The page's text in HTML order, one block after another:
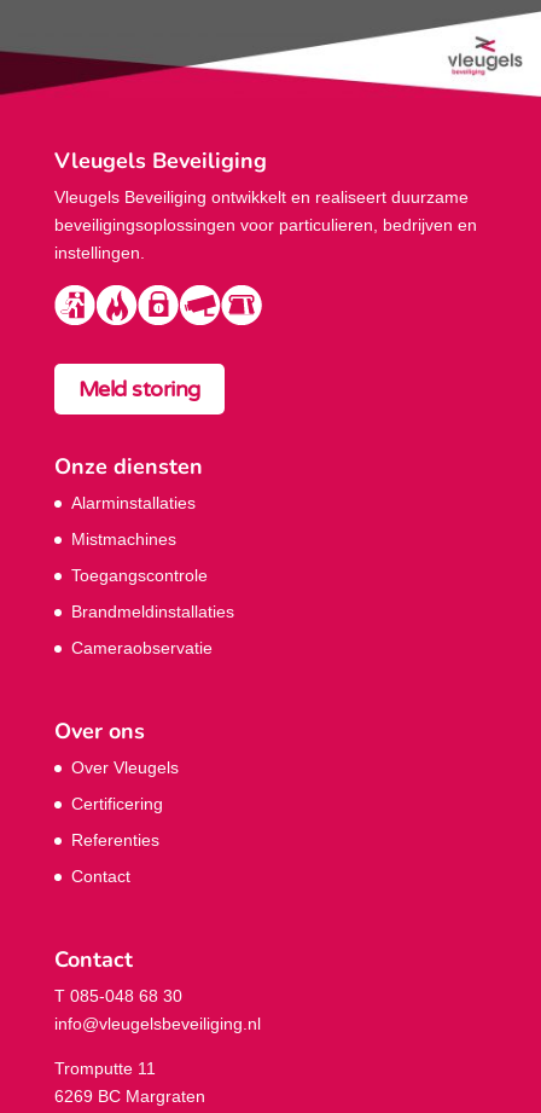
Vleugels Beveiliging
Vleugels Beveiliging ontwikkelt en realiseert duurzame
beveiligings­oplossingen voor particulieren, bedrijven en
instellingen.
Meld storing
Onze diensten
Alarminstallaties
Mistmachines
Toegangscontrole
Brandmeldinstallaties
Cameraobservatie
Over ons
Over Vleugels
Certificering
Referenties
Contact
Contact
T 085-048 68 30
info@vleugelsbeveiliging.nl
Tromputte 11
6269 BC Margraten